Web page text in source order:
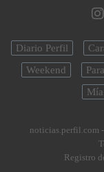
Diario Perfil
Weekend
Mía
noticias.perfil.com
Registro